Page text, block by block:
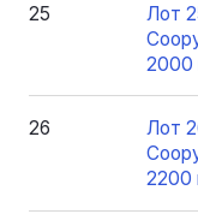
25
Лот
2000
26
Лот
2200